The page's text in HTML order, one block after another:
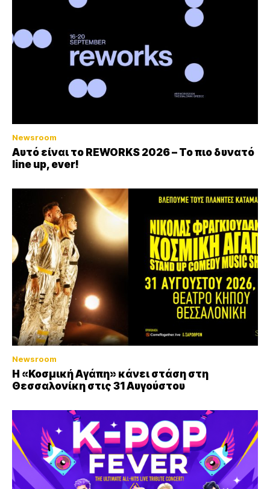
Newsroom
Αυτό είναι το REWORKS 2026 – Το πιο δυνατό
line up, ever!
Newsroom
Η «Κοσμική Αγάπη» κάνει στάση στη
Θεσσαλονίκη στις 31 Αυγούστου